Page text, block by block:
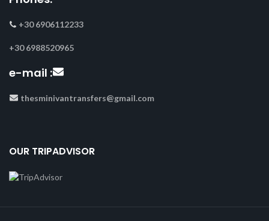
+30 6906112233
+30 6988520965
e-mail :
thesminivantransfers@gmail.com
OUR TRIPADVISOR